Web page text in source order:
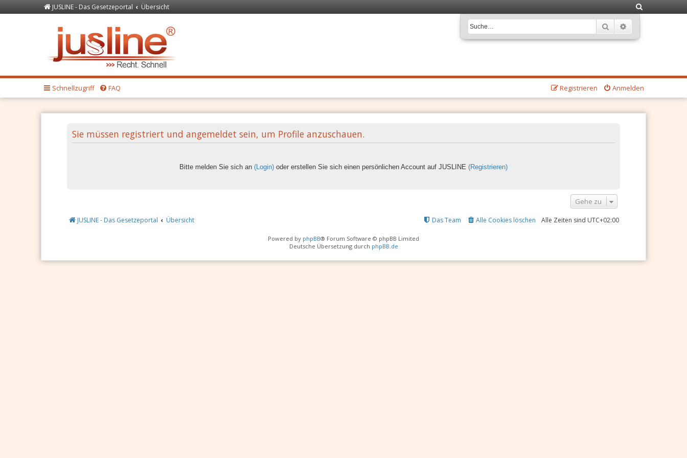
JUSLINE - Das Gesetzeportal Übersicht
Suche
Schnellzugriff FAQ Anmelden
Registrieren
Sie müssen registriert und angemeldet sein, um Profile anzuschauen.
Bitte melden Sie sich an (Login) oder erstellen Sie sich einen persönlichen Account auf JUSLINE (Registrieren)
Gehe zu
JUSLINE - Das Gesetzeportal Übersicht Alle Zeiten sind UTC+02:00
Alle Cookies löschen
Das Team
Powered by phpBB® Forum Software © phpBB Limited
Deutsche Übersetzung durch phpBB.de